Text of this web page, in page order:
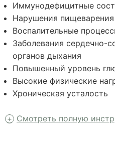
Иммунодефицитные
Нарушения пищеварения
Воспалительные
Заболевания сердечно-
органов дыхания
Повышенный уровень
Высокие физические
Хроническая усталость
Смотреть полную